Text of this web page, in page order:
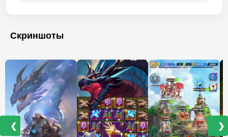
Скриншоты
❮ ❯